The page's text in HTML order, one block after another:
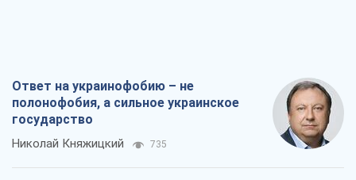
Ответ на украинофобию – не
полонофобия, а сильное украинское
государство
Николай Княжицкий 735